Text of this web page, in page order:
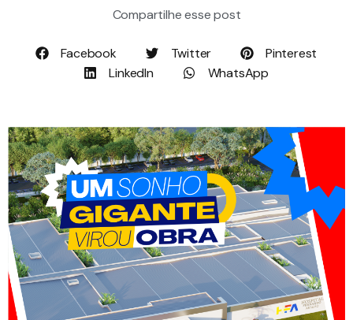
Compartilhe esse post
Facebook Twitter
Pinterest
LinkedIn
WhatsApp